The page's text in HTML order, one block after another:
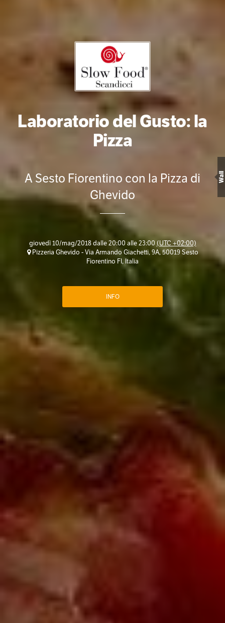
Laboratorio del Gusto: la
Pizza
A Sesto Fiorentino con la Pizza di
Ghevido
giovedì 10/mag/2018 dalle 20:00 alle 23:00 (UTC +02:00)
Pizzeria Ghevido - Via Armando Giachetti, 9A, 50019 Sesto
Fiorentino FI, Italia
INFO
Wall